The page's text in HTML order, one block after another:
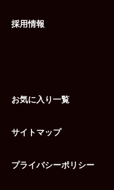
採用情報
お気に入り一覧
サイトマップ
プライバシーポリシー